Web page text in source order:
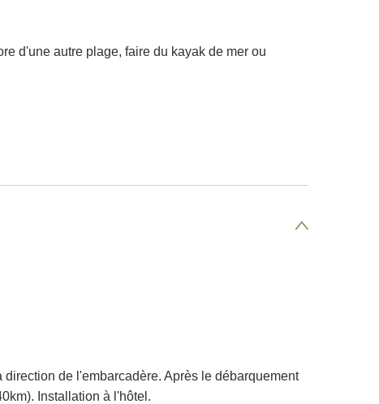
d'une autre plage, faire du kayak de mer ou
de l'embarcadère. Après le débarquement
Installation à l'hôtel.